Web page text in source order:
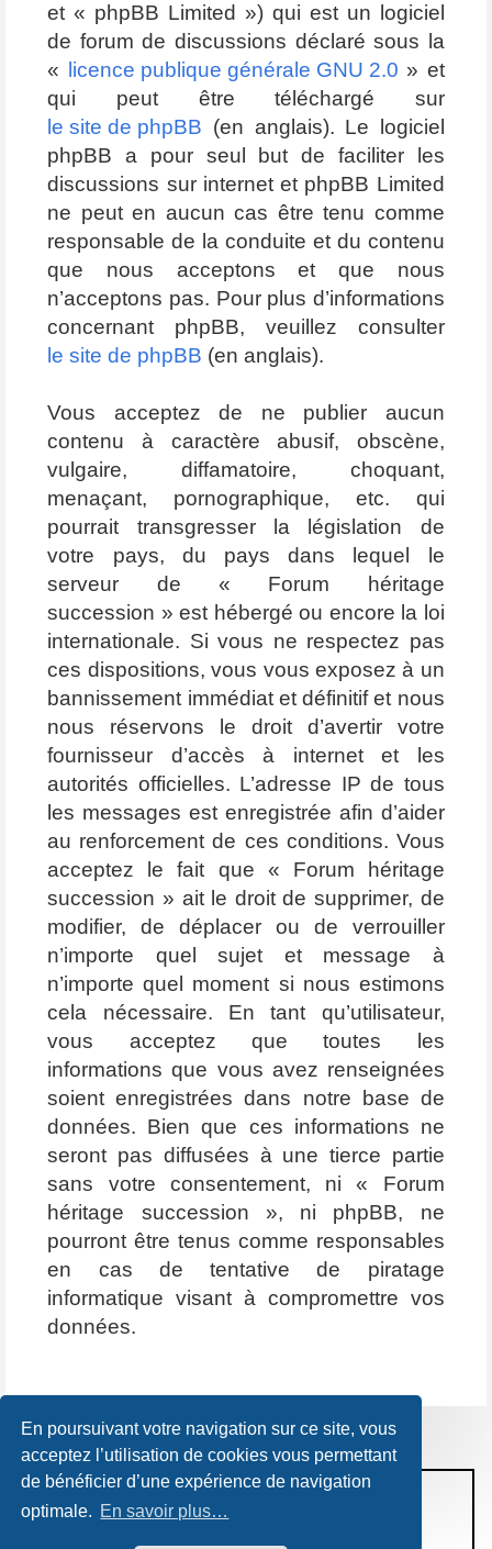
En poursuivant votre navigation sur ce site, vous
acceptez l’utilisation de cookies vous permettant
de bénéficier d’une expérience de navigation
optimale. En savoir plus…
et « phpBB Limited ») qui est un logiciel
de forum de discussions déclaré sous la
«
licence publique générale GNU 2.0 » et
qui peut être téléchargé sur
le site de phpBB (en anglais). Le logiciel
phpBB a pour seul but de faciliter les
discussions sur internet et phpBB Limited
ne peut en aucun cas être tenu comme
responsable de la conduite et du contenu
que nous acceptons et que nous
n’acceptons pas. Pour plus d’informations
concernant phpBB, veuillez consulter
le site de phpBB (en anglais).
Vous acceptez de ne publier aucun
contenu à caractère abusif, obscène,
vulgaire, diffamatoire, choquant,
menaçant, pornographique, etc. qui
pourrait transgresser la législation de
votre pays, du pays dans lequel le
serveur de « Forum héritage
succession » est hébergé ou encore la loi
internationale. Si vous ne respectez pas
ces dispositions, vous vous exposez à un
bannissement immédiat et définitif et nous
nous réservons le droit d’avertir votre
fournisseur d’accès à internet et les
autorités officielles. L’adresse IP de tous
les messages est enregistrée afin d’aider
au renforcement de ces conditions. Vous
acceptez le fait que « Forum héritage
succession » ait le droit de supprimer, de
modifier, de déplacer ou de verrouiller
n’importe quel sujet et message à
n’importe quel moment si nous estimons
cela nécessaire. En tant qu’utilisateur,
vous acceptez que toutes les
informations que vous avez renseignées
soient enregistrées dans notre base de
données. Bien que ces informations ne
seront pas diffusées à une tierce partie
sans votre consentement, ni « Forum
héritage succession », ni phpBB, ne
pourront être tenus comme responsables
en cas de tentative de piratage
informatique visant à compromettre vos
données.
CONDITIONS D’UTILISATION
POLITIQUE DE VIE PRIVÉE